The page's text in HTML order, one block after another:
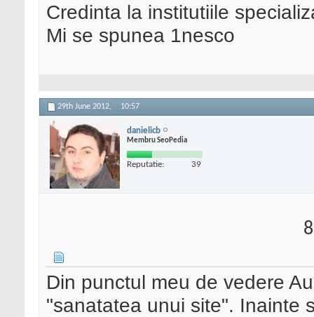
Credinta la institutiile
Mi se spunea 1nesco
29th June 2012, 10:57
danielicb
Membru SeoPedia
Reputatie: 39
Din punctul meu de vedere
"sanatatea unui site". Inainte